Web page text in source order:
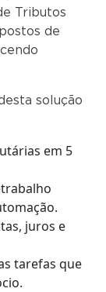
Tributos
de
solução
em 5
juros e
tarefas que